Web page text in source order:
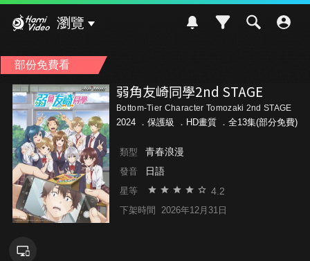
瀏覽
部份免費看
弱角友崎同學2nd STAGE
Bottom-Tier Character Tomozaki 2nd STAGE
2024 ． 保護級 ．HD畫質 ．全13集(部分免費)
類型 青春浪漫
發音 日語
星等 4.2
下架時間 2026年12月31日